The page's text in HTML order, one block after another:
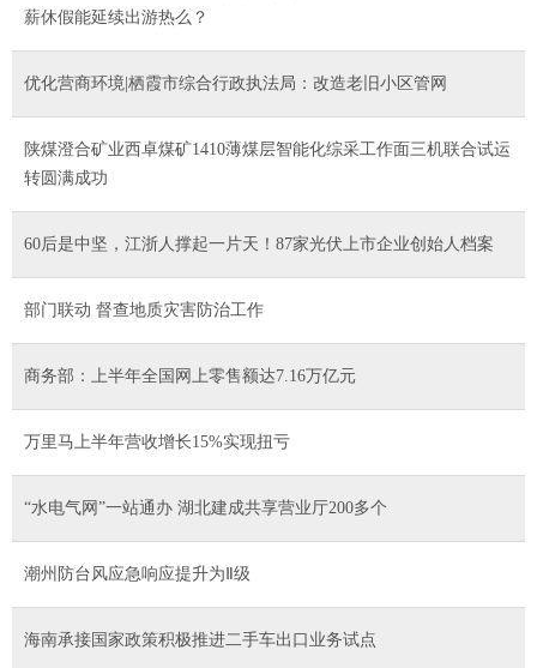
薪休假能延续出游热么？
优化营商环境|栖霞市综合行政执法局：改造老旧小区管网
陕煤澄合矿业西卓煤矿1410薄煤层智能化综采工作面三机联合试运
转圆满成功
60后是中坚，江浙人撑起一片天！87家光伏上市企业创始人档案
部门联动 督查地质灾害防治工作
商务部：上半年全国网上零售额达7.16万亿元
万里马上半年营收增长15%实现扭亏
“水电气网”一站通办 湖北建成共享营业厅200多个
潮州防台风应急响应提升为Ⅱ级
海南承接国家政策积极推进二手车出口业务试点